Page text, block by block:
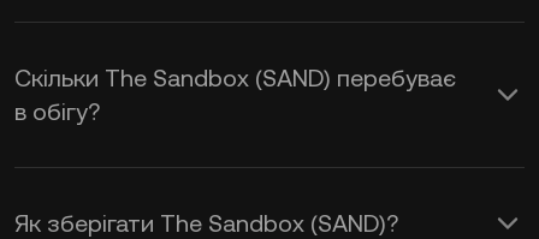
реальному часі.
Скільки The Sandbox (SAND) перебуває
в обігу?
Як зберігати The Sandbox (SAND)?